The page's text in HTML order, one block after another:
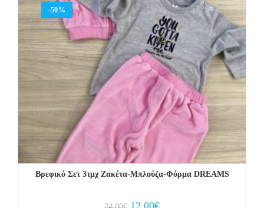
-50%
Βρεφικό Σετ 3τμχ Ζακέτα-Μπλούζα-Φόρμα DREAMS
Original
12.00€Current